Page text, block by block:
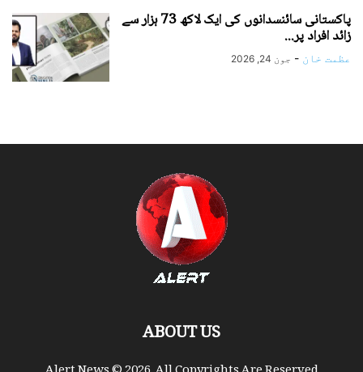
پاکستانی سائنسدانوں کی ایک لاکھ 73 ہزار سے
زائد افراد پر...
عظمت خان - جون 24, 2026
ABOUT US